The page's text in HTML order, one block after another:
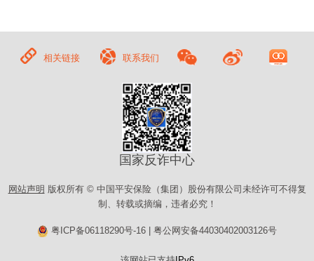
相关链接 联系我们
国家反诈中心
网站声明 版权所有 © 中国平安保险（集团）股份有限公司未经许可不得复
制、转载或摘编，违者必究！
粤ICP备06118290号-16 |粤公网安备44030402003126号